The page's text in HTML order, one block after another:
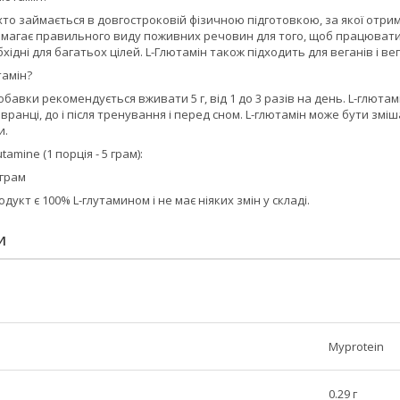
займається в довгостроковій фізичною підготовкою, за якої
правильного виду поживних речовин для того, щоб
для багатьох цілей. L-Глютамін також підходить для веганів і
рекомендується вживати 5 г, від 1 до 3 разів на день. L-
до і після тренування і перед сном. L-глютамін може бути
(1 порція - 5 грам):
є 100% L-глутамином і не має ніяких змін у складі.
Myprotein
0.29 г